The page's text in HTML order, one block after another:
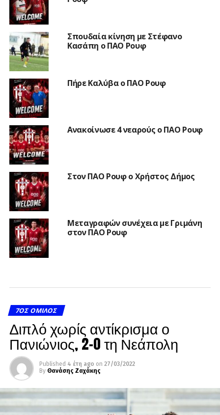
Σπουδαία κίνηση με Στέφανο
Κασάπη ο ΠΑΟ Ρουφ
Πήρε Καλύβα ο ΠΑΟ Ρουφ
Ανακοίνωσε 4 νεαρούς ο ΠΑΟ Ρουφ
Στον ΠΑΟ Ρουφ ο Χρήστος Δήμος
Μεταγραφών συνέχεια με Γριμάνη
στον ΠΑΟ Ρουφ
7ΟΣ ΌΜΙΛΟΣ
Διπλό χωρίς αντίκρισμα ο
Πανιώνιος, 2-0 τη Νεάπολη
Published 4 έτη ago on 27/03/2022
By Θανάσης Ζαχάκης